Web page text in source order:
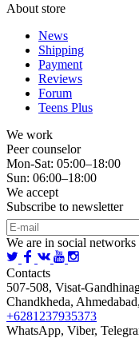
About store
News
Shipping
Payment
Reviews
Forum
Teens Plus
We work
Peer counselor
Mon-Sat: 05:00–18:00
Sun: 06:00–18:00
We accept
Subscribe to newsletter
We are in social networks
Contacts
507-508, Visat-
Chandkheda,
+6281237935373
WhatsApp, Viber,